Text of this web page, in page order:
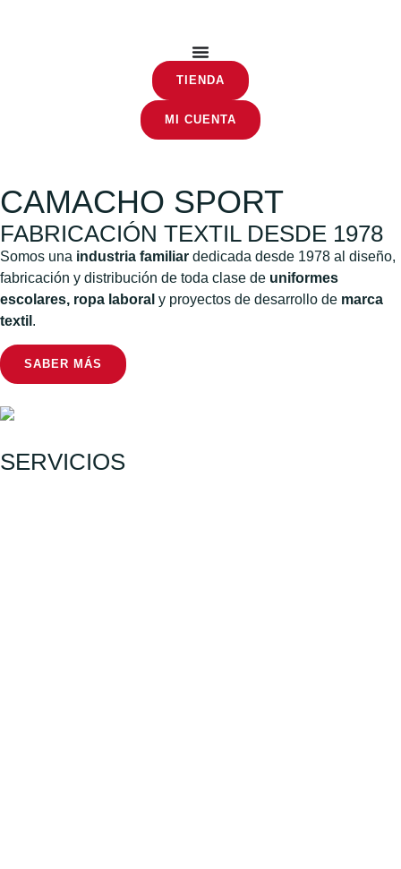
TIENDA
MI CUENTA
CAMACHO SPORT
FABRICACIÓN TEXTIL DESDE 1978
Somos una industria familiar dedicada desde 1978 al diseño,
fabricación y distribución de toda clase de uniformes
escolares, ropa laboral y proyectos de desarrollo de marca
textil .
SABER MÁS
SERVICIOS